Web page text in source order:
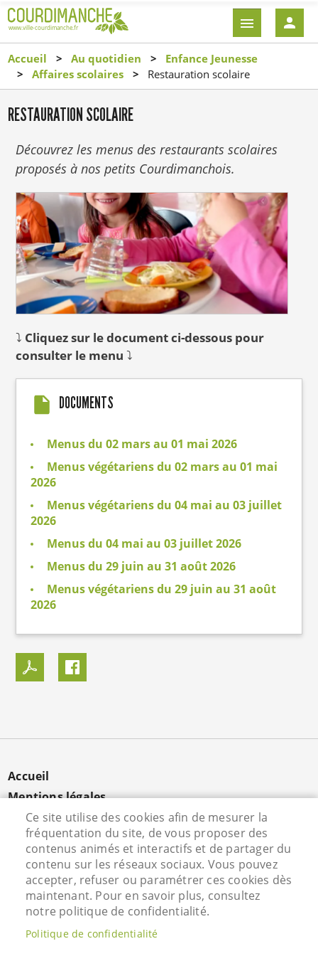
contenu
principal
EN-
TÊTE
Accueil Au quotidien
Enfance Jeunesse
Affaires scolaires
Restauration scolaire
RESTAURATION SCOLAIRE
Découvrez les menus des restaurants scolaires
proposés à nos petits Courdimanchois.
⤵ Cliquez sur le document ci-dessous pour
consulter le menu ⤵
DOCUMENTS
Menus du 02 mars au 01 mai 2026
Menus végétariens du 02 mars au 01 mai
2026
Menus végétariens du 04 mai au 03 juillet
2026
Menus du 04 mai au 03 juillet 2026
Menus du 29 juin au 31 août 2026
Menus végétariens du 29 juin au 31 août
2026
MENU
PIED
PAGE
Accueil
Mentions légales
Données personnelles
Cookies
Contact
S'identifier
Hôtel de Ville - Rue Vieille Saint Martin - 95800
Courdimanche - Tél. 01 34 46 72 00
Ce site utilise des cookies afin de mesurer la
fréquentation du site, de vous proposer des
contenus animés et interactifs et de partager du
contenu sur les réseaux sociaux. Vous pouvez
accepter, refuser ou paramétrer ces cookies dès
maintenant. Pour en savoir plus, consultez
notre politique de confidentialité.
Politique de confidentialité